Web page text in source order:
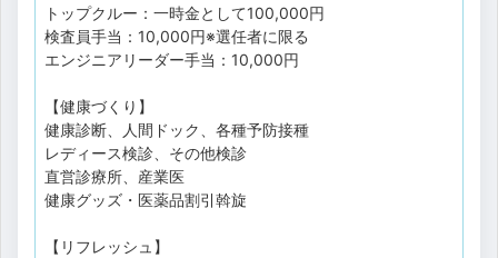
トップクルー：一時金として100,000円
検査員手当：10,000円※選任者に限る
エンジニアリーダー手当：10,000円
【健康づくり】
健康診断、人間ドック、各種予防接種
レディース検診、その他検診
直営診療所、産業医
健康グッズ・医薬品割引斡旋
【リフレッシュ】